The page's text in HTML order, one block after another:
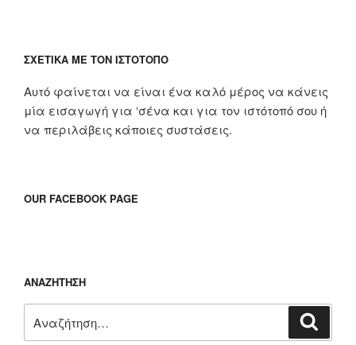
ΣΧΕΤΙΚΆ ΜΕ ΤΟΝ ΙΣΤΌΤΟΠΟ
Αυτό φαίνεται να είναι ένα καλό μέρος να κάνεις
μία εισαγωγή για ‘σένα και για τον ιστότοπό σου ή
να περιλάβεις κάποιες συστάσεις.
OUR FACEBOOK PAGE
ΑΝΑΖΉΤΗΣΗ
για: